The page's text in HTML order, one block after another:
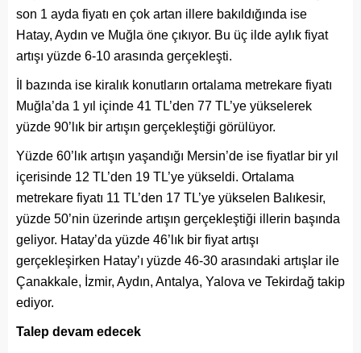
son 1 ayda fiyatı en çok artan illere bakıldığında ise
Hatay, Aydın ve Muğla öne çıkıyor. Bu üç ilde aylık fiyat
artışı yüzde 6-10 arasında gerçekleşti.
İl bazında ise kiralık konutların ortalama metrekare fiyatı
Muğla’da 1 yıl içinde 41 TL’den 77 TL’ye yükselerek
yüzde 90’lık bir artışın gerçekleştiği görülüyor.
Yüzde 60’lık artışın yaşandığı Mersin’de ise fiyatlar bir yıl
içerisinde 12 TL’den 19 TL’ye yükseldi. Ortalama
metrekare fiyatı 11 TL’den 17 TL’ye yükselen Balıkesir,
yüzde 50’nin üzerinde artışın gerçekleştiği illerin başında
geliyor. Hatay’da yüzde 46’lık bir fiyat artışı
gerçekleşirken Hatay’ı yüzde 46-30 arasındaki artışlar ile
Çanakkale, İzmir, Aydın, Antalya, Yalova ve Tekirdağ takip
ediyor.
Talep devam edecek